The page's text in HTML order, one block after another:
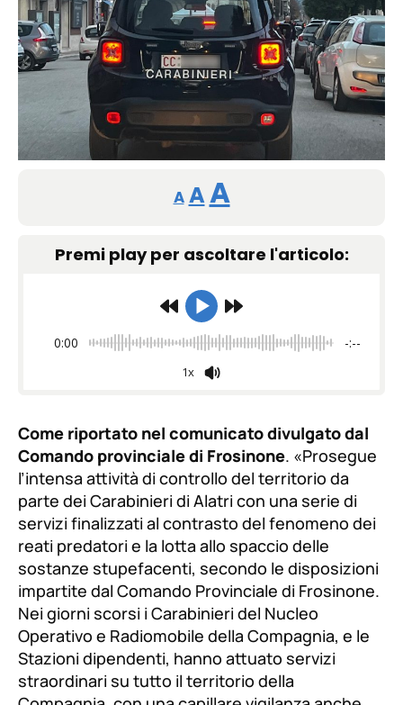
A
Reducir
tamaño
fuente.
A Restablecer
de
fuente
AAumentar
tamaño
fuente.
Premi play per ascoltare l'articolo:
0:00 -:--
1x
Come riportato nel comunicato divulgato dal
Comando provinciale di Frosinone. «Prosegue
l’intensa attività di controllo del territorio da
parte dei Carabinieri di Alatri con una serie di
servizi finalizzati al contrasto del fenomeno dei
reati predatori e la lotta allo spaccio delle
sostanze stupefacenti, secondo le disposizioni
impartite dal Comando Provinciale di Frosinone.
Nei giorni scorsi i Carabinieri del Nucleo
Operativo e Radiomobile della Compagnia, e le
Stazioni dipendenti, hanno attuato servizi
straordinari su tutto il territorio della